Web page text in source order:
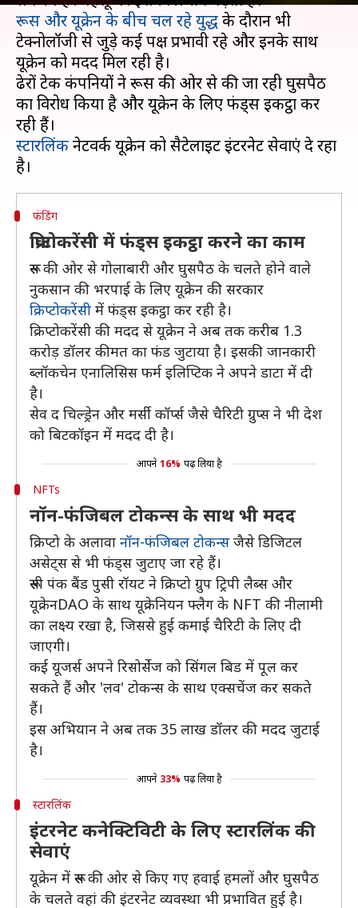
रूस और यूक्रेन के बीच चल रहे युद्धके दौरान भी
टेक्नोलॉजी से जुड़े कई पक्ष प्रभावी रहे और इनके साथ
यूक्रेन को मदद मिल रही है।
ढेरों टेक कंपनियों ने रूस की ओर से की जा रही घुसपैठ
का विरोध किया है और यूक्रेन के लिए फंड्स इकट्ठा कर
स्टारलिंकनेटवर्क यूक्रेन को सैटेलाइट इंटरनेट सेवाएं दे रहा
फंडिंग
क्रिप्टोकरेंसी में फंड्स इकट्ठा करने का काम
रूस की ओर से गोलाबारी और घुसपैठ के चलते होने वाले
नुकसान की भरपाई के लिए यूक्रेन की सरकार
क्रिप्टोकरेंसी में फंड्स इकट्ठा कर रही है।
क्रिप्टोकरेंसी की मदद से यूक्रेन ने अब तक करीब 1.3
करोड़ डॉलर कीमत का फंड जुटाया है। इसकी जानकारी
ब्लॉकचेन एनालिसिस फर्म इलिप्टिक ने अपने डाटा में दी
है।
सेव द चिल्ड्रेन और मर्सी कॉर्प्स जैसे चैरिटी ग्रुप्स ने भी देश
को बिटकॉइन में मदद दी है।
आपने 16% पढ़ लिया है
NFTs
नॉन-फंजिबल टोकन्स के साथ भी मदद
क्रिप्टो के अलावा नॉन-फंजिबल टोकन्सजैसे डिजिटल
असेट्स से भी फंड्स जुटाए जा रहे हैं।
रूसी पंक बैंड पुसी रॉयट ने क्रिप्टो ग्रुप ट्रिपी लैब्स और
यूक्रेनDAO के साथ यूक्रेनियन फ्लैग के NFT की नीलामी
का लक्ष्य रखा है, जिससे हुई कमाई चैरिटी के लिए दी
जाएगी।
कई यूजर्स अपने रिसोर्सेज को सिंगल बिड में पूल कर
सकते हैं और 'लव' टोकन्स के साथ एक्सचेंज कर सकते
हैं।
इस अभियान ने अब तक 35 लाख डॉलर की मदद जुटाई
है।
आपने 33% पढ़ लिया है
स्टारलिंक
इंटरनेट कनेक्टिविटी के लिए स्टारलिंक की
सेवाएं
यूक्रेन में रूस की ओर से किए गए हवाई हमलों और घुसपैठ
के चलते वहां की इंटरनेट व्यवस्था भी प्रभावित हुई है।